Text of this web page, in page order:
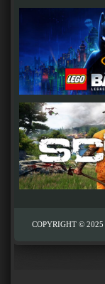
COPYRIGHT © 2025